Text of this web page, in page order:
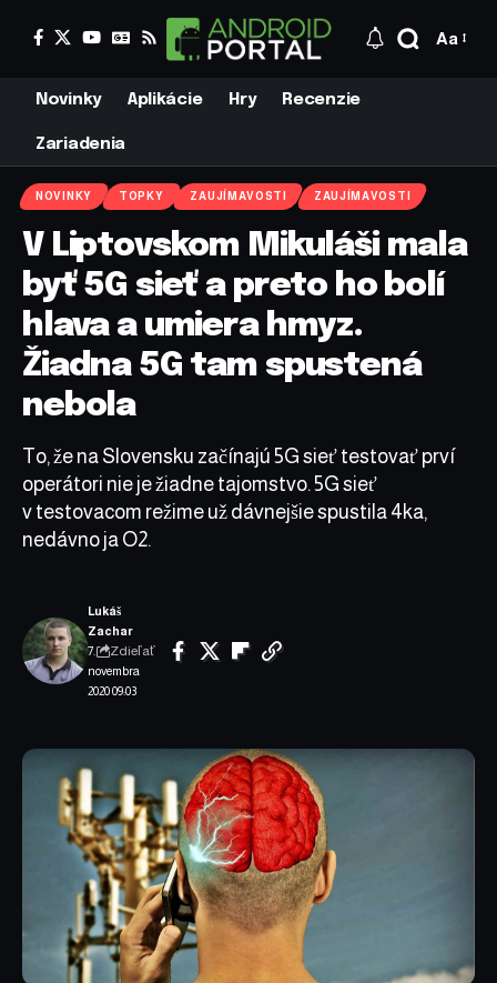
Aa
Novinky Aplikácie Hry Recenzie
Zariadenia
NOVINKY TOPKY ZAUJÍMAVOSTI ZAUJÍMAVOSTI
V Liptovskom Mikuláši mala
byť 5G sieť a preto ho bolí
hlava a umiera hmyz.
Žiadna 5G tam spustená
nebola
To, že na Slovensku začínajú 5G sieť testovať prví
operátori nie je žiadne tajomstvo. 5G sieť
v testovacom režime už dávnejšie spustila 4ka,
nedávno ja O2.
7.
novembra
2020 09:03
Lukáš
Zachar
Zdieľať